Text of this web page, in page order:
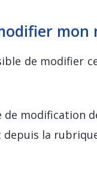
de modifier
de modification
depuis la